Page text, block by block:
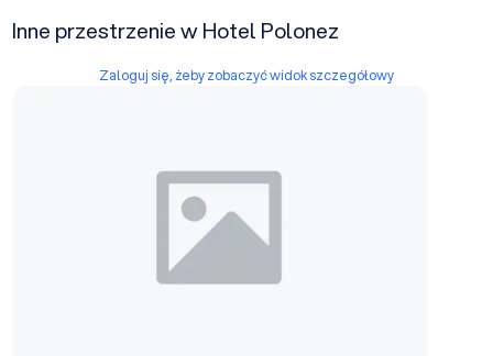
Inne przestrzenie w Hotel Polonez
Zaloguj się, żeby zobaczyć widok szczegółowy